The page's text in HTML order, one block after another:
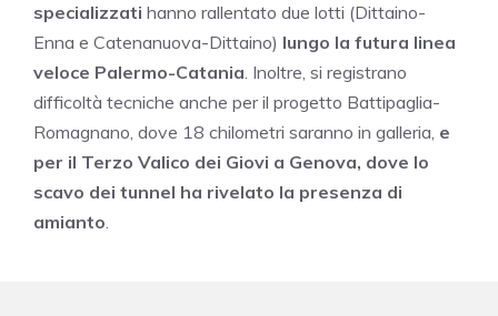
specializzati hanno rallentato due lotti (Dittaino-
Enna e Catenanuova-Dittaino) lungo la futura linea
veloce Palermo-Catania . Inoltre, si registrano
difficoltà tecniche anche per il progetto Battipaglia-
Romagnano, dove 18 chilometri saranno in galleria, e
per il Terzo Valico dei Giovi a Genova, dove lo
scavo dei tunnel ha rivelato la presenza di
amianto